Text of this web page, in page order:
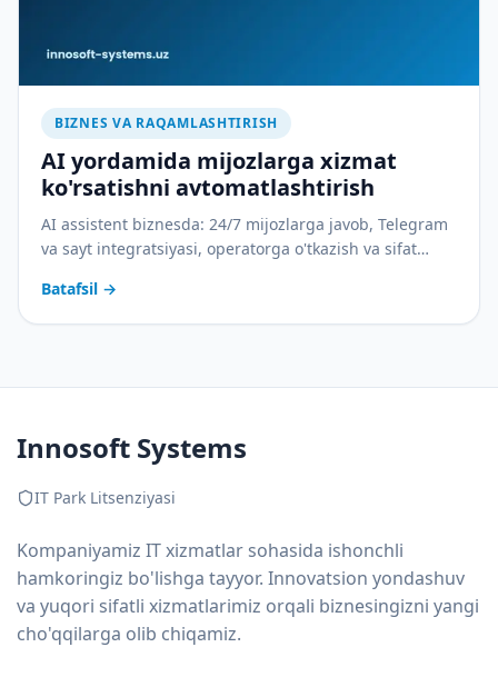
BIZNES VA RAQAMLASHTIRISH
AI yordamida mijozlarga xizmat
ko'rsatishni avtomatlashtirish
AI assistent biznesda: 24/7 mijozlarga javob, Telegram
va sayt integratsiyasi, operatorga o'tkazish va sifat
Batafsil →
Innosoft Systems
IT Park Litsenziyasi
Kompaniyamiz IT xizmatlar sohasida ishonchli
hamkoringiz bo'lishga tayyor. Innovatsion yondashuv
va yuqori sifatli xizmatlarimiz orqali biznesingizni yangi
cho'qqilarga olib chiqamiz.